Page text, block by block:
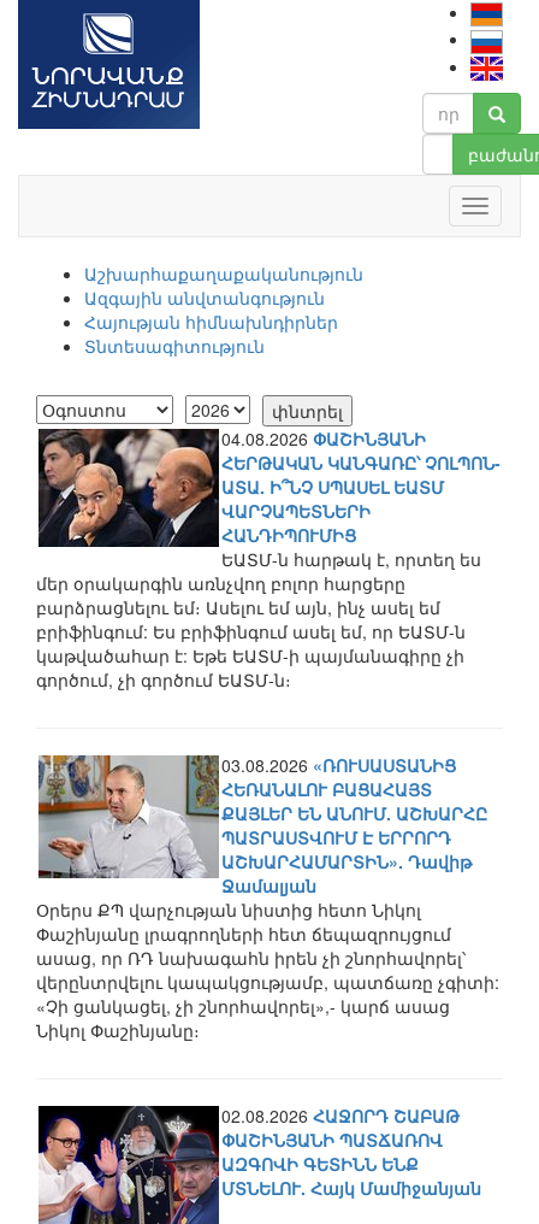
Աշխարհաքաղաքականություն
Ազգային անվտանգություն
Հայության հիմնախնդիրներ
Տնտեսագիտություն
04.08.2026 ՓԱՇԻՆՅԱՆԻ
ՀԵՐԹԱԿԱՆ ԿԱՆԳԱՌԸ՝ ՉՈԼՊՈՆ-
ԱՏԱ. Ի՞ՆՉ ՍՊԱՍԵԼ ԵԱՏՄ
ՎԱՐՉԱՊԵՏՆԵՐԻ
ՀԱՆԴԻՊՈՒՄԻՑ
ԵԱՏՄ-ն հարթակ է, որտեղ ես
մեր օրակարգին առնչվող բոլոր հարցերը
բարձրացնելու եմ։ Ասելու եմ այն, ինչ ասել եմ
բրիֆինգում: Ես բրիֆինգում ասել եմ, որ ԵԱՏՄ-ն
կաթվածահար է: Եթե ԵԱՏՄ-ի պայմանագիրը չի
գործում, չի գործում ԵԱՏՄ-ն։
03.08.2026 «ՌՈՒՍԱՍՏԱՆԻՑ
ՀԵՌԱՆԱԼՈՒ ԲԱՑԱՀԱՅՏ
ՔԱՅԼԵՐ ԵՆ ԱՆՈՒՄ. ԱՇԽԱՐՀԸ
ՊԱՏՐԱՍՏՎՈՒՄ Է ԵՐՐՈՐԴ
ԱՇԽԱՐՀԱՄԱՐՏԻՆ». Դավիթ
Ջամալյան
Օրերս ՔՊ վարչության նիստից հետո Նիկոլ
Փաշինյանը լրագրողների հետ ճեպազրույցում
ասաց, որ ՌԴ նախագահն իրեն չի շնորհավորել՝
վերընտրվելու կապակցությամբ, պատճառը չգիտի:
«Չի ցանկացել, չի շնորհավորել»,- կարճ ասաց
Նիկոլ Փաշինյանը։
02.08.2026 ՀԱՋՈՐԴ ՇԱԲԱԹ
ՓԱՇԻՆՅԱՆԻ ՊԱՏՃԱՌՈՎ
ԱԶԳՈՎԻ ԳԵՏԻՆՆ ԵՆՔ
ՄՏՆԵԼՈՒ. Հայկ Մամիջանյան